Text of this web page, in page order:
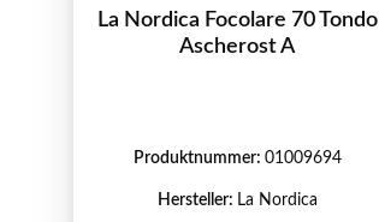
La Nordica Focolare 70 Tondo
Ascherost A
Produktnummer: 01009694
Hersteller: La Nordica